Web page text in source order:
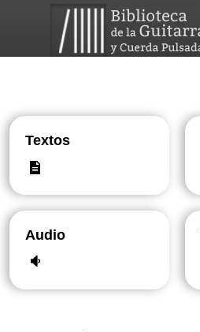
Menu
Área personal
Textos
Audio